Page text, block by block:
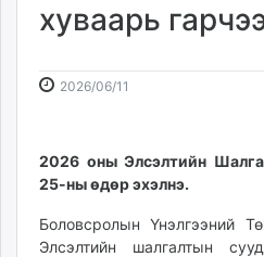
dorgio.mn
caak.mn
Baabar.mn
tovch.mn
ikon.mn
mnb.mn
хуваарь
2026/06/11
13:33:30
22:48:47
2026 оны Элсэлтийн
25-ны өдөр эхэлнэ.
Боловсролын Үнэлгээний
Элсэлтийн шалгалтын